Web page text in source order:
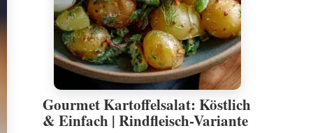
Gourmet Kartoffelsalat: Köstlich
& Einfach | Rindfleisch-Variante